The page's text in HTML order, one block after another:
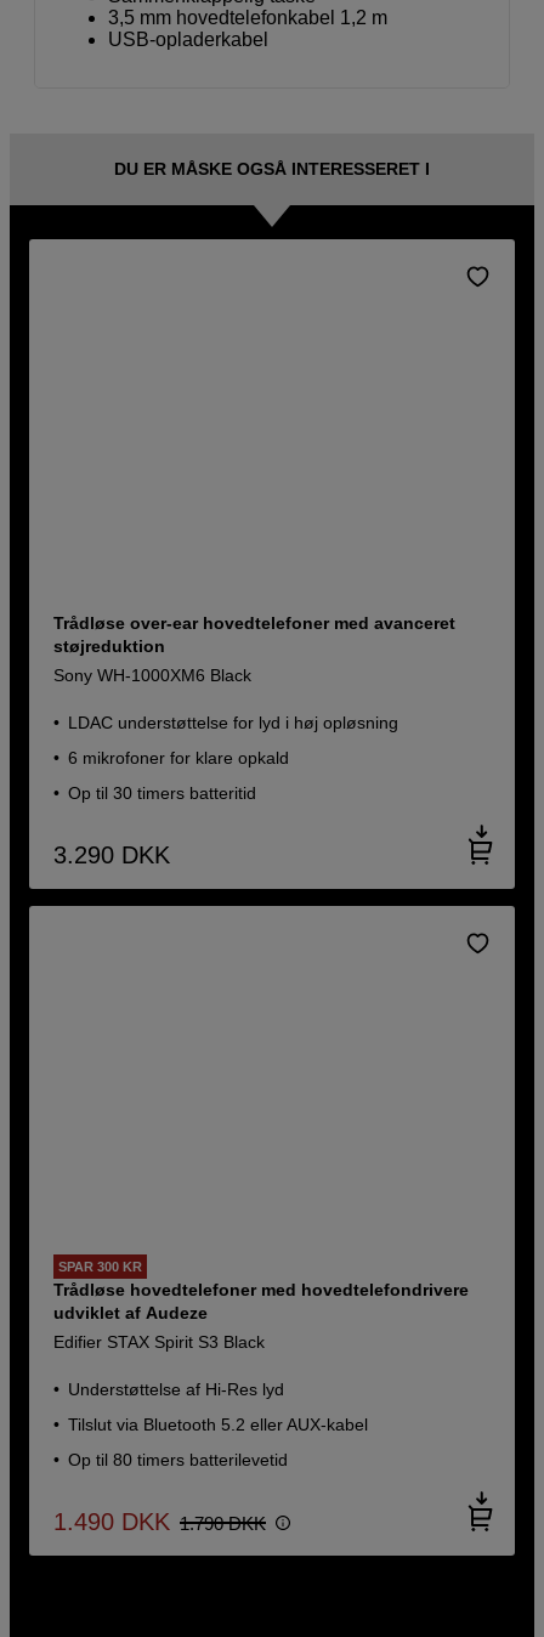
3,5 mm hovedtelefonkabel 1,2 m
USB-opladerkabel
DU ER MÅSKE OGSÅ INTERESSERET I
Trådløse over-ear hovedtelefoner med avanceret
støjreduktion
Sony WH-1000XM6 Black
LDAC understøttelse for lyd i høj opløsning
6 mikrofoner for klare opkald
Op til 30 timers batteritid
3.290 DKK
SPAR 300 KR
Trådløse hovedtelefoner med hovedtelefondrivere
udviklet af Audeze
Edifier STAX Spirit S3 Black
Understøttelse af Hi-Res lyd
Tilslut via Bluetooth 5.2 eller AUX-kabel
Op til 80 timers batterilevetid
1.490 DKK 1.790 DKK